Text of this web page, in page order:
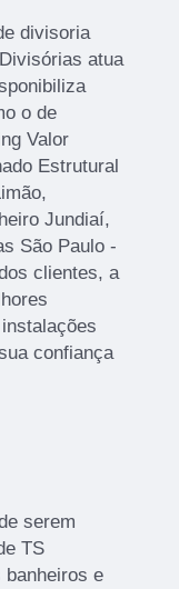
divisoria
atua
o de
Valor
Estrutural
Jundiaí,
São Paulo -
clientes, a
confiança
serem
TS
banheiros e